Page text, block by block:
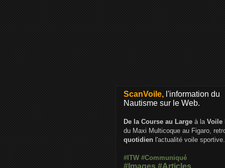
ScanVoile, l'information du
Nautisme sur le Web.
De la Course au Large à la Voile
du Maxi Multicoque au Figaro,
quotidien l'actualité voile sportive.
#ITW #Communiqué
#Images #Articles